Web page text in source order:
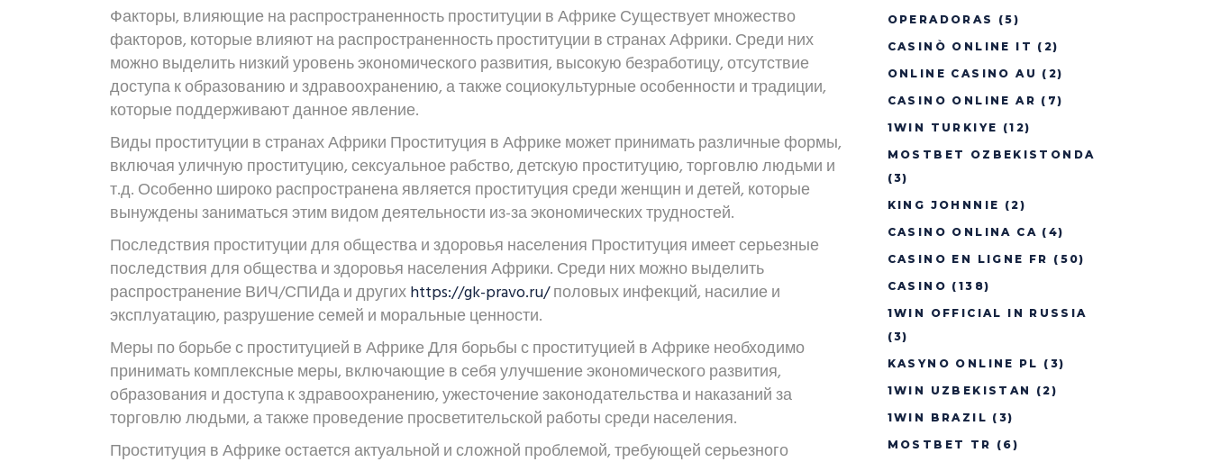
Факторы, влияющие на распространенность проституции в Африке Существует множество
факторов, которые влияют на распространенность проституции в странах Африки. Среди них
можно выделить низкий уровень экономического развития, высокую безработицу, отсутствие
доступа к образованию и здравоохранению, а также социокультурные особенности и традиции,
которые поддерживают данное явление.
Виды проституции в странах Африки Проституция в Африке может принимать различные формы,
включая уличную проституцию, сексуальное рабство, детскую проституцию, торговлю людьми и
т.д. Особенно широко распространена является проституция среди женщин и детей, которые
вынуждены заниматься этим видом деятельности из-за экономических трудностей.
Последствия проституции для общества и здоровья населения Проституция имеет серьезные
последствия для общества и здоровья населения Африки. Среди них можно выделить
распространение ВИЧ/СПИДа и другихhttps://gk-pravo.ru/половых инфекций, насилие и
эксплуатацию, разрушение семей и моральные ценности.
Меры по борьбе с проституцией в Африке Для борьбы с проституцией в Африке необходимо
принимать комплексные меры, включающие в себя улучшение экономического развития,
образования и доступа к здравоохранению, ужесточение законодательства и наказаний за
торговлю людьми, а также проведение просветительской работы среди населения.
Проституция в Африке остается актуальной и сложной проблемой, требующей серьезного
OPERADORAS
(5)
CASINÒ ONLINE IT (2)
ONLINE CASINO AU (2)
CASINO ONLINE AR (7)
1WIN TURKIYE (12)
MOSTBET OZBEKISTONDA
(3)
KING JOHNNIE (2)
CASINO ONLINA CA (4)
CASINO EN LIGNE FR (50)
CASINO (138)
1WIN OFFICIAL IN RUSSIA
(3)
KASYNO ONLINE PL (3)
1WIN UZBEKISTAN
(2)
1WIN BRAZIL (3)
MOSTBET TR (6)